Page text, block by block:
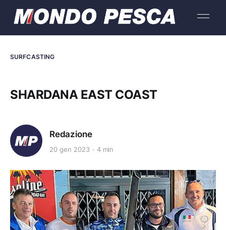
SURFCASTING
SHARDANA EAST COAST
Redazione
20 gen 2023 4 min